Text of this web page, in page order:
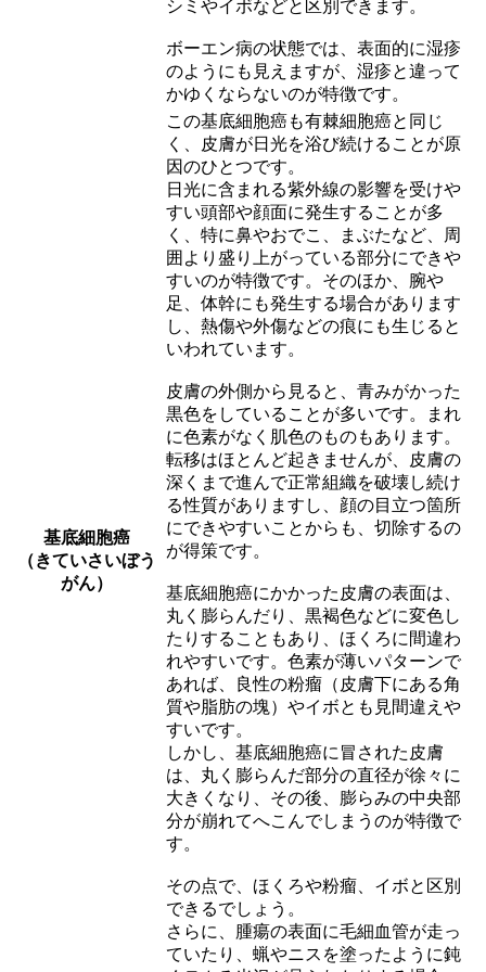
シミやイボなどと区別できます。
ボーエン病の状態では、表面的に湿疹
のようにも見えますが、湿疹と違って
かゆくならないのが特徴です。
基底細胞癌
（きていさいぼう
がん）
この基底細胞癌も有棘細胞癌と同じ
く、皮膚が日光を浴び続けることが原
因のひとつです。
日光に含まれる紫外線の影響を受けや
すい頭部や顔面に発生することが多
く、特に鼻やおでこ、まぶたなど、周
囲より盛り上がっている部分にできや
すいのが特徴です。そのほか、腕や
足、体幹にも発生する場合があります
し、熱傷や外傷などの痕にも生じると
いわれています。
皮膚の外側から見ると、青みがかった
黒色をしていることが多いです。まれ
に色素がなく肌色のものもあります。
転移はほとんど起きませんが、皮膚の
深くまで進んで正常組織を破壊し続け
る性質がありますし、顔の目立つ箇所
にできやすいことからも、切除するの
が得策です。
基底細胞癌にかかった皮膚の表面は、
丸く膨らんだり、黒褐色などに変色し
たりすることもあり、ほくろに間違わ
れやすいです。色素が薄いパターンで
あれば、良性の粉瘤（皮膚下にある角
質や脂肪の塊）やイボとも見間違えや
すいです。
しかし、基底細胞癌に冒された皮膚
は、丸く膨らんだ部分の直径が徐々に
大きくなり、その後、膨らみの中央部
分が崩れてへこんでしまうのが特徴で
す。
その点で、ほくろや粉瘤、イボと区別
できるでしょう。
さらに、腫瘍の表面に毛細血管が走っ
ていたり、蝋やニスを塗ったように鈍